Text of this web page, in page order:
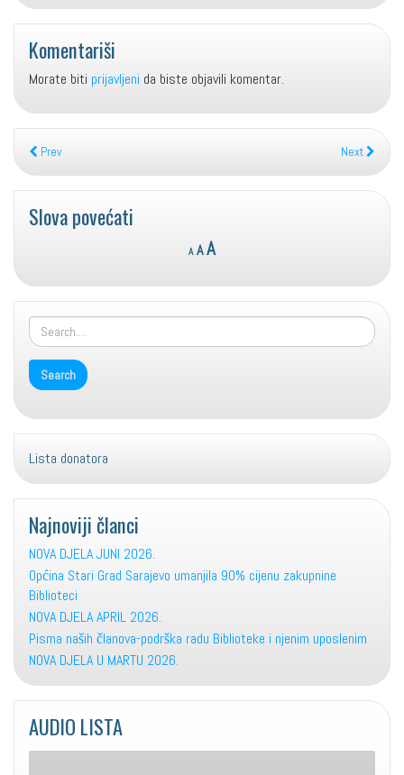
Komentariši
Morate biti prijavljeni da biste objavili komentar.
Prev Next
Slova povećati
A
Decrease
font
A Reset
size.
AIncrease
size.
Lista donatora
Najnoviji članci
NOVA DJELA JUNI 2026.
Općina Stari Grad Sarajevo umanjila 90% cijenu zakupnine
Biblioteci
NOVA DJELA APRIL 2026.
Pisma naših članova-podrška radu Biblioteke i njenim uposlenim
NOVA DJELA U MARTU 2026.
AUDIO LISTA